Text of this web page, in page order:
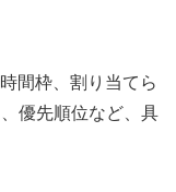
間枠、割り当てら
優先順位など、具